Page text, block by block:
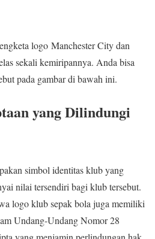
logo Manchester City dan
sekali kemiripannya. Anda bisa
pada gambar di bawah ini.
yang Dilindungi
simbol identitas klub yang
nilai tersendiri bagi klub tersebut.
logo klub sepak bola juga memiliki
Undang-Undang Nomor 28